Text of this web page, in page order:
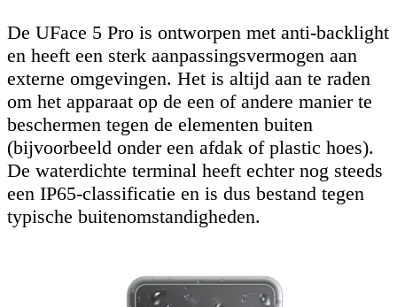
De UFace 5 Pro is ontworpen met anti-backlight
en heeft een sterk aanpassingsvermogen aan
externe omgevingen. Het is altijd aan te raden
om het apparaat op de een of andere manier te
beschermen tegen de elementen buiten
(bijvoorbeeld onder een afdak of plastic hoes).
De waterdichte terminal heeft echter nog steeds
een IP65-classificatie en is dus bestand tegen
typische buitenomstandigheden.